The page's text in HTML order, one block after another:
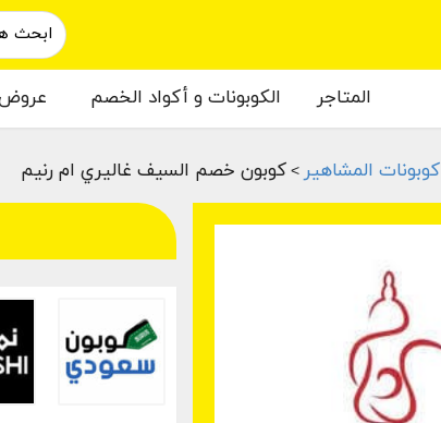
المتاجر الكوبونات و أكواد الخصم
كوبونات المشاهير > كوبون خصم السيف غاليري ام رنيم